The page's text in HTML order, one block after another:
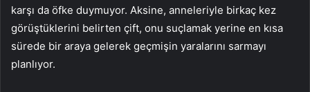
karşı da öfke duymuyor. Aksine, anneleriyle birkaç kez
görüştüklerini belirten çift, onu suçlamak yerine en kısa
sürede bir araya gelerek geçmişin yaralarını sarmayı
planlıyor.